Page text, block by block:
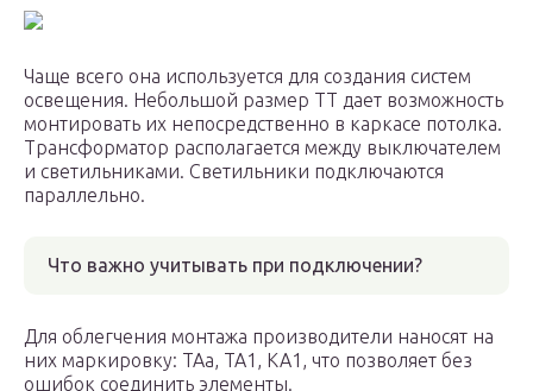
Чаще всего она используется для создания систем
освещения. Небольшой размер ТТ дает возможность
монтировать их непосредственно в каркасе потолка.
Трансформатор располагается между выключателем
и светильниками. Светильники подключаются
параллельно.
Что важно учитывать при подключении?
Для облегчения монтажа производители наносят на
них маркировку: ТАа, ТА1, КА1, что позволяет без
ошибок соединить элементы.